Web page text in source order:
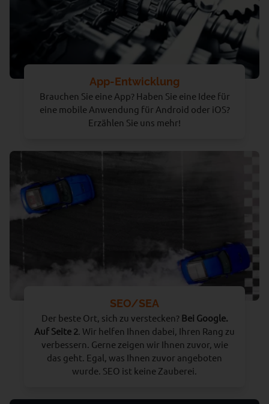
App-Entwicklung
Brauchen Sie eine App? Haben Sie eine Idee für
eine mobile Anwendung für Android oder iOS?
Erzählen Sie uns mehr!
SEO/SEA
Der beste Ort, sich zu verstecken? Bei Google.
Auf Seite 2. Wir helfen Ihnen dabei, Ihren Rang zu
verbessern. Gerne zeigen wir Ihnen zuvor, wie
das geht. Egal, was Ihnen zuvor angeboten
wurde. SEO ist keine Zauberei.